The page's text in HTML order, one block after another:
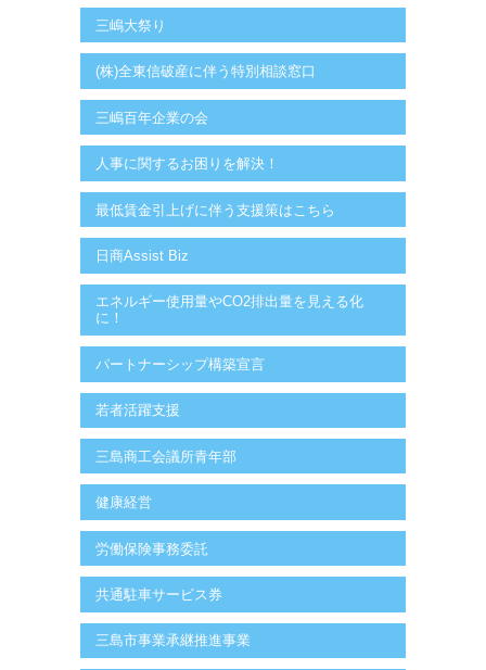
三嶋大祭り
(株)全東信破産に伴う特別相談窓口
三嶋百年企業の会
人事に関するお困りを解決！
最低賃金引上げに伴う支援策はこちら
日商Assist Biz
エネルギー使用量やCO2排出量を見える化
に！
パートナーシップ構築宣言
若者活躍支援
三島商工会議所青年部
健康経営
労働保険事務委託
共通駐車サービス券
三島市事業承継推進事業